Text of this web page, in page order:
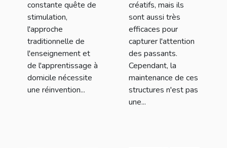
constante quête de
stimulation,
l'approche
traditionnelle de
l'enseignement et
de l'apprentissage à
domicile nécessite
une réinvention...
créatifs, mais ils
sont aussi très
efficaces pour
capturer l'attention
des passants.
Cependant, la
maintenance de ces
structures n'est pas
une...